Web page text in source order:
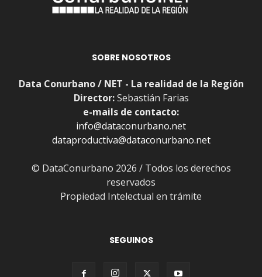
SOBRE NOSOTROS
Data Conurbano / NET - La realidad de la Región
Director:Sebastián Farias
e-mails de contacto:
info@dataconurbano.net
dataproductiva@dataconurbano.net
© DataConurbano 2026 / Todos los derechos
reservados
Propiedad Intelectual en trámite
SEGUINOS